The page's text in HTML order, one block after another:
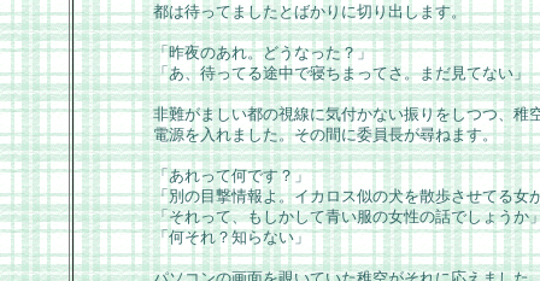
都は待ってましたとばかりに切り出します。
「昨夜のあれ。どうなった？」
「あ、待ってる途中で寝ちまってさ。まだ見てない」
非難がましい都の視線に気付かない振りをしつつ、稚
電源を入れました。その間に委員長が尋ねます。
「あれって何です？」
「別の目撃情報よ。イカロス似の犬を散歩させてる女
「それって、もしかして青い服の女性の話でしょうか
「何それ？知らない」